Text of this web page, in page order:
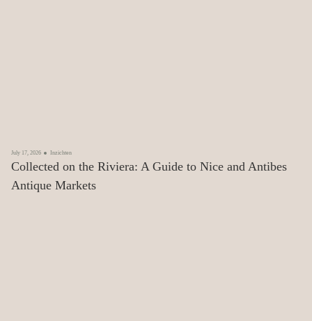
Collected on the Riviera: A Guide to Nice and Antibes
Antique Markets
July 17, 2026 Inzichten